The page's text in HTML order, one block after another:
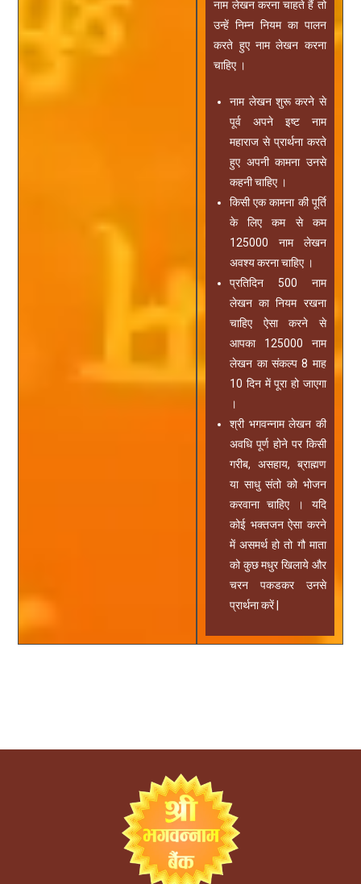
नाम लेखन करना चाहते हैं तो
उन्हें निम्न नियम का पालन
करते हुए नाम लेखन करना
चाहिए ।
नाम लेखन शुरू करने से
पूर्व अपने इष्ट नाम
महाराज से प्रार्थना करते
हुए अपनी कामना उनसे
कहनी चाहिए ।
किसी एक कामना की पूर्ति
के लिए कम से कम
125000 नाम लेखन
अवश्य करना चाहिए ।
प्रतिदिन 500 नाम
लेखन का नियम रखना
चाहिए ऐसा करने से
आपका 125000 नाम
लेखन का संकल्प 8 माह
10 दिन में पूरा हो जाएगा
।
श्री भगवन्नाम लेखन की
अवधि पूर्ण होने पर किसी
गरीब, असहाय, ब्राह्मण
या साधु संतो को भोजन
करवाना चाहिए । यदि
कोई भक्तजन ऐसा करने
में असमर्थ हो तो गौ माता
को कुछ मधुर खिलाये और
चरन पकडकर उनसे
प्रार्थना करें |